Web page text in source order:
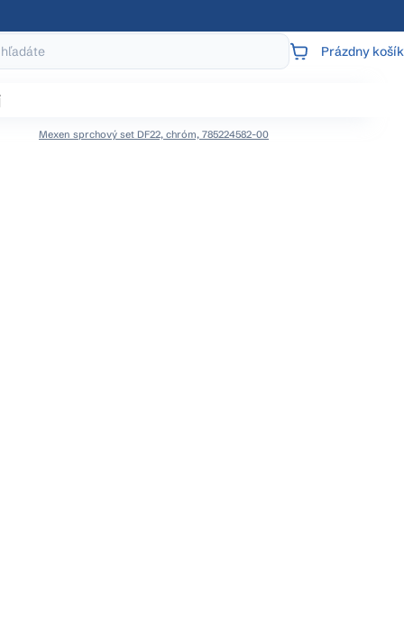
NÁKUPNÝ
Prázdny košík
Mexen sprchový set DF22, chróm, 785224582-00